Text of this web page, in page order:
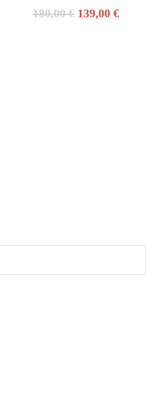
180,00€ O
139,00 €O